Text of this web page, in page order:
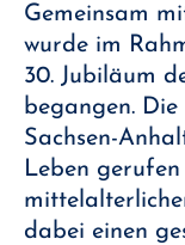
Gemeinsam
wurde im
30. Jubiläum
begangen.
Sachsen-
Leben
dabei einen